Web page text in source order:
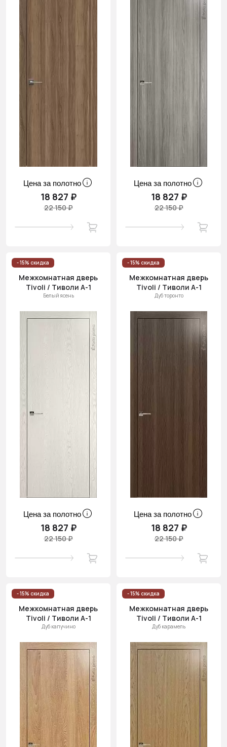
Цена за полотно
18 827 ₽
22 150 ₽
Цена за полотно
18 827 ₽
22 150 ₽
- 15% скидка
Межкомнатная дверь
Tivoli / Тиволи А-1
Белый ясень
Цена за полотно
18 827 ₽
22 150 ₽
- 15% скидка
Межкомнатная дверь
Tivoli / Тиволи А-1
Дуб торонто
Цена за полотно
18 827 ₽
22 150 ₽
- 15% скидка
Межкомнатная дверь
Tivoli / Тиволи А-1
Дуб капучино
- 15% скидка
Межкомнатная дверь
Tivoli / Тиволи А-1
Дуб карамель